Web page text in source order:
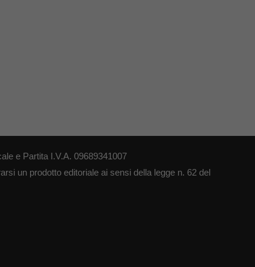
e Partita I.V.A. 09689341007
un prodotto editoriale ai sensi della legge n. 62 del